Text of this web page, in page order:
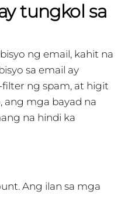
tungkol sa
ng email, kahit na
sa email ay
ng spam, at higit
ang mga bayad na
na hindi ka
Ang ilan sa mga